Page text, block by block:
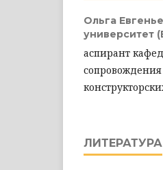
Ольга
университет
аспирант
ЛИТЕРАТУРА